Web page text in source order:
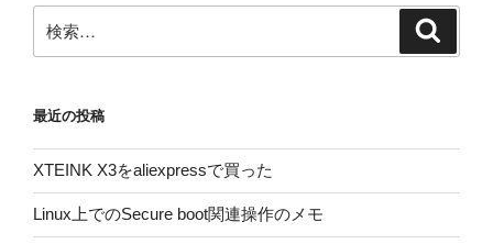
索:
最近の投稿
XTEINK X3をaliexpressで買った
Linux上でのSecure boot関連操作のメモ